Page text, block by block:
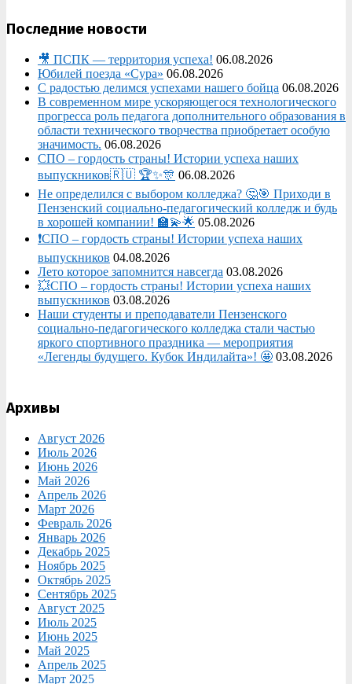
Последние новости
🎥 ПСПК — территория успеха! 06.08.2026
Юбилей поезда «Сура» 06.08.2026
С радостью делимся успехами нашего бойца 06.08.2026
В современном мире ускоряющегося технологического
прогресса роль педагога дополнительного образования в
области технического творчества приобретает особую
значимость. 06.08.2026
СПО – гордость страны! Истории успеха наших
выпускников🇷🇺 🏆✨🎊 06.08.2026
Не определился с выбором колледжа? 🤔🎯 Приходи в
Пензенский социально-педагогический колледж и будь
в хорошей компании! 🏫💫🌟 05.08.2026
❗СПО – гордость страны! Истории успеха наших
выпускников 04.08.2026
Лето которое запомнится навсегда 03.08.2026
💥СПО – гордость страны! Истории успеха наших
выпускников 03.08.2026
Наши студенты и преподаватели Пензенского
социально‑педагогического колледжа стали частью
яркого спортивного праздника — мероприятия
«Легенды будущего. Кубок Индилайта»! 🤩 03.08.2026
Архивы
Август 2026
Июль 2026
Июнь 2026
Май 2026
Апрель 2026
Март 2026
Февраль 2026
Январь 2026
Декабрь 2025
Ноябрь 2025
Октябрь 2025
Сентябрь 2025
Август 2025
Июль 2025
Июнь 2025
Май 2025
Апрель 2025
Март 2025